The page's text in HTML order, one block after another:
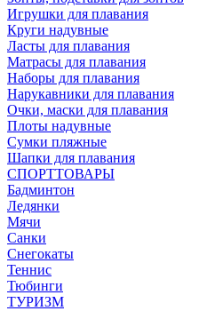
Игрушки для плавания
Круги надувные
Ласты для плавания
Матрасы для плавания
Наборы для плавания
Нарукавники для плавания
Очки, маски для плавания
Плоты надувные
Сумки пляжные
Шапки для плавания
СПОРТТОВАРЫ
Бадминтон
Ледянки
Мячи
Санки
Снегокаты
Теннис
Тюбинги
ТУРИЗМ